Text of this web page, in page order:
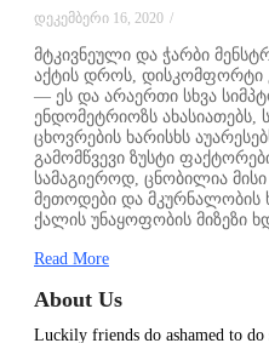
დეკემბერი 16, 2020 /
მტკივნეული და ჭარბი
აქტის დროს, დისკომფორტი
— ეს და არაერთი სხვა
ენდომეტრიოზს ახასიათებს,
ცხოვრების ხარისხს
გამომწვევი ზუსტი
სამაგიეროდ, ცნობილია
მეთოდები და მკურნალობის
ქალის უნაყოფობის მიზეზი
Read More
About Us
Luckily friends do ashamed to do